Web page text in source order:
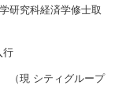
研究科経済学修士取
行
（現 シティグループ